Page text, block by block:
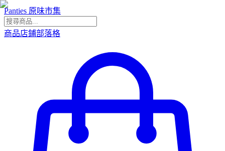
Panties 原味市集
商品店鋪部落格